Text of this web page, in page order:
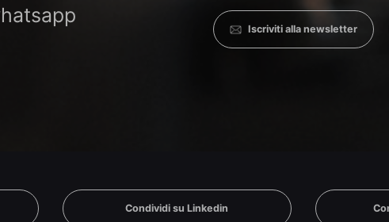
Iscriviti alla newsletter
Condividi su Linkedin